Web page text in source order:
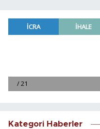
Kategori Haberler